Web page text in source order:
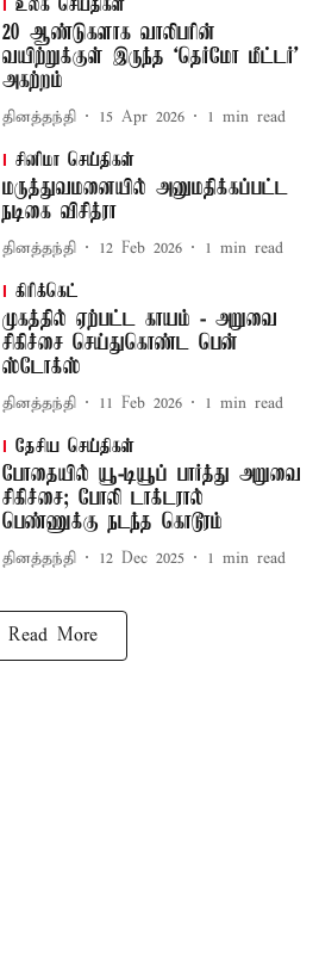
உலக செய்திகள்
20 ஆண்டுகளாக வாலிபரின்
வயிற்றுக்குள் இருந்த ‘தெர்மோ மீட்டர்’
அகற்றம்
தினத்தந்தி 15 Apr 2026 1 min read
சினிமா செய்திகள்
மருத்துவமனையில் அனுமதிக்கப்பட்ட
நடிகை விசித்ரா
தினத்தந்தி 12 Feb 2026 1 min read
கிரிக்கெட்
முகத்தில் ஏற்பட்ட காயம் - அறுவை
சிகிச்சை செய்துகொண்ட பென்
ஸ்டோக்ஸ்
தினத்தந்தி 11 Feb 2026 1 min read
தேசிய செய்திகள்
போதையில் யூ-டியூப் பார்த்து அறுவை
சிகிச்சை; போலி டாக்டரால்
பெண்ணுக்கு நடந்த கொடூரம்
தினத்தந்தி 12 Dec 2025 1 min read
Read More